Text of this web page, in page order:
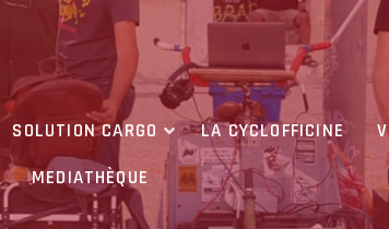
SOLUTION CARGO LA CYCLOFFICINE
MEDIATHÈQUE